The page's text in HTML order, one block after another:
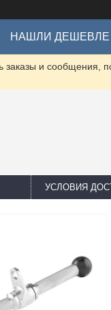
НАШЛИ ДЕШЕВЛЕ
и сообщения,
УСЛОВИЯ